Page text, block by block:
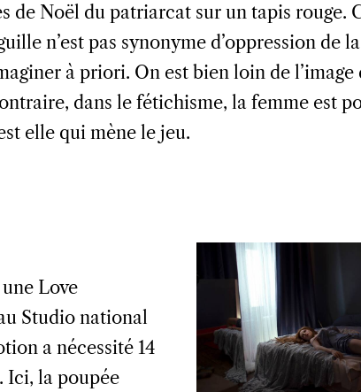
de Noël du patriarcat sur un tapis rouge.
n’est pas synonyme d’oppression de
à priori. On est bien loin de l’image
dans le fétichisme, la femme est
elle qui mène le jeu.
Love
Studio national
a nécessité 14
Ici, la poupée